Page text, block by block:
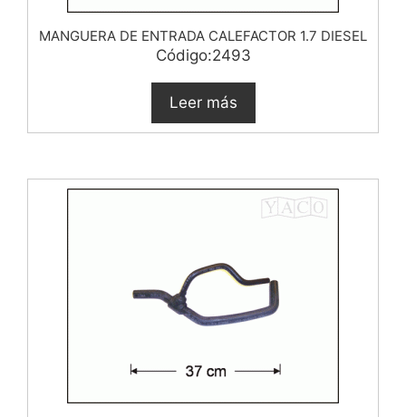
MANGUERA DE ENTRADA CALEFACTOR 1.7 DIESEL
Código:2493
Leer más